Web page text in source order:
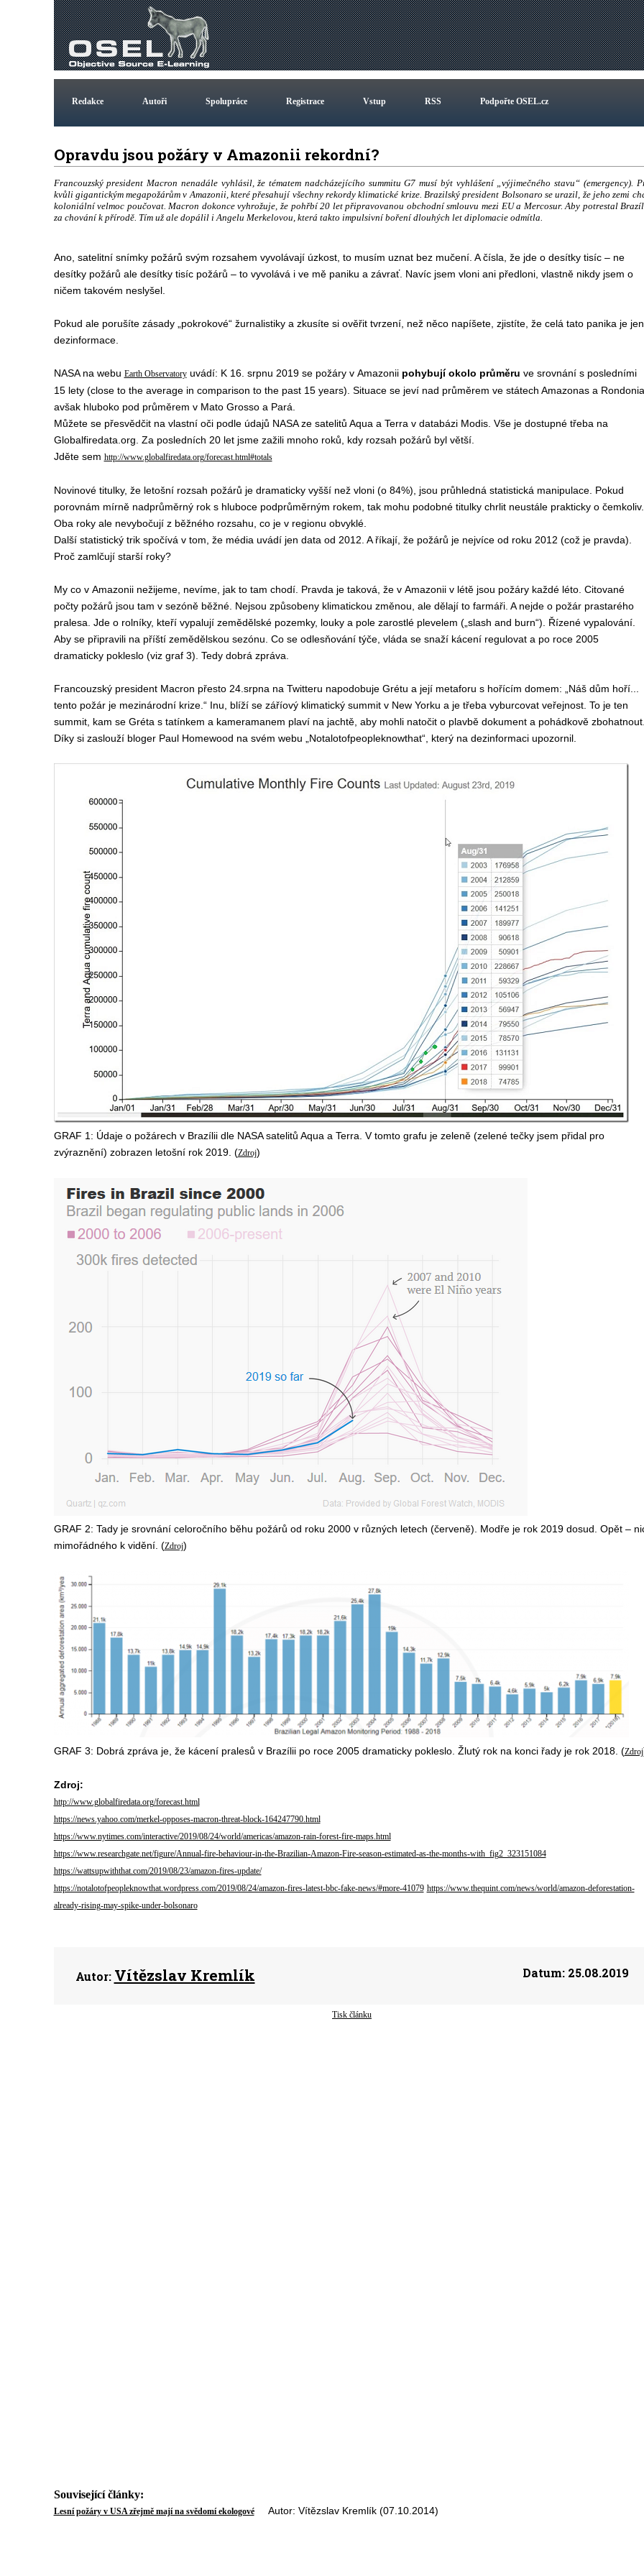
Redakce Autoři Spolupráce Registrace Vstup RSS Podpořte OSEL.cz
Opravdu jsou požáry v Amazonii rekordní?
Francouzský president Macron nenadále vyhlásil, že tématem nadcházejícího summitu G7 musí být vyhlášení „výjimečného stavu“ (emergency).
kvůli gigantickým megapožárům v Amazonii, které přesahují všechny rekordy klimatické krize. Brazilský president Bolsonaro se urazil, že jeho zemi
koloniální velmoc poučovat. Macron dokonce vyhrožuje, že pohřbí 20 let připravovanou obchodní smlouvu mezi EU a Mercosur. Aby potrestal
za chování k přírodě. Tím už ale dopálil i Angelu Merkelovou, která takto impulsivní boření dlouhých let diplomacie odmítla.
Ano, satelitní snímky požárů svým rozsahem vyvolávají úzkost, to musím uznat bez mučení. A čísla, že jde o desítky tisíc – ne
desítky požárů ale desítky tisíc požárů – to vyvolává i ve mě paniku a závrať. Navíc jsem vloni ani předloni, vlastně nikdy jsem o
ničem takovém neslyšel.
Pokud ale porušíte zásady „pokrokové“ žurnalistiky a zkusíte si ověřit tvrzení, než něco napíšete, zjistíte, že celá tato panika je jen
dezinformace.
NASA na webu Earth Observatoryuvádí: K 16. srpnu 2019 se požáry v Amazonii pohybují okolo průměru ve srovnání s posledními
15 lety (close to the average in comparison to the past 15 years). Situace se jeví nad průměrem ve státech Amazonas a
avšak hluboko pod průměrem v Mato Grosso a Pará.
Můžete se přesvědčit na vlastní oči podle údajů NASA ze satelitů Aqua a Terra v databázi Modis. Vše je dostupné třeba na
Globalfiredata.org. Za posledních 20 let jsme zažili mnoho roků, kdy rozsah požárů byl větší.
Jděte sem http://www.globalfiredata.org/forecast.html#totals
Novinové titulky, že letošní rozsah požárů je dramaticky vyšší než vloni (o 84%), jsou průhledná statistická manipulace. Pokud
porovnám mírně nadprůměrný rok s hluboce podprůměrným rokem, tak mohu podobné titulky chrlit neustále prakticky o čemkoliv.
Oba roky ale nevybočují z běžného rozsahu, co je v regionu obvyklé.
Další statistický trik spočívá v tom, že média uvádí jen data od 2012. A říkají, že požárů je nejvíce od roku 2012 (což je pravda).
Proč zamlčují starší roky?
My co v Amazonii nežijeme, nevíme, jak to tam chodí. Pravda je taková, že v Amazonii v létě jsou požáry každé léto. Citované
počty požárů jsou tam v sezóně běžné. Nejsou způsobeny klimatickou změnou, ale dělají to farmáři. A nejde o požár prastarého
pralesa. Jde o rolníky, kteří vypalují zemědělské pozemky, louky a pole zarostlé plevelem („slash and burn“). Řízené vypalování.
Aby se připravili na příští zemědělskou sezónu. Co se odlesňování týče, vláda se snaží kácení regulovat a po roce 2005
dramaticky pokleslo (viz graf 3). Tedy dobrá zpráva.
Francouzský president Macron přesto 24.srpna na Twitteru napodobuje Grétu a její metaforu s hořícím domem: „Náš dům hoří...
tento požár je mezinárodní krize.“ Inu, blíží se záříový klimatický summit v New Yorku a je třeba vyburcovat veřejnost. To je ten
summit, kam se Gréta s tatínkem a kameramanem plaví na jachtě, aby mohli natočit o plavbě dokument a pohádkově
Díky si zaslouží bloger Paul Homewood na svém webu „Notalotofpeopleknowthat“, který na dezinformaci upozornil.
GRAF 1: Údaje o požárech v Brazílii dle NASA satelitů Aqua a Terra. V tomto grafu je zeleně (zelené tečky jsem přidal pro
zvýraznění) zobrazen letošní rok 2019. (Zdroj)
GRAF 2: Tady je srovnání celoročního běhu požárů od roku 2000 v různých letech (červeně). Modře je rok 2019 dosud. Opět –
mimořádného k vidění. (Zdroj)
GRAF 3: Dobrá zpráva je, že kácení pralesů v Brazílii po roce 2005 dramaticky pokleslo. Žlutý rok na konci řady je rok 2018. (Zdroj
Zdroj:
http://www.globalfiredata.org/forecast.html
https://news.yahoo.com/merkel-opposes-macron-threat-block-164247790.html
https://www.nytimes.com/interactive/2019/08/24/world/americas/amazon-rain-forest-fire-maps.html
https://www.researchgate.net/figure/Annual-fire-behaviour-in-the-Brazilian-Amazon-Fire-season-estimated-as-the-months-with_fig2_323151084
https://wattsupwiththat.com/2019/08/23/amazon-fires-update/
https://notalotofpeopleknowthat.wordpress.com/2019/08/24/amazon-fires-latest-bbc-fake-news/#more-41079 https://www.thequint.com/news/world/amazon-deforestation-
already-rising-may-spike-under-bolsonaro
Autor: Vítězslav Kremlík Datum:25.08.2019
Tisk článku
Související články:
Lesní požáry v USA zřejmě mají na svědomí ekologovéAutor: Vítězslav Kremlík (07.10.2014)